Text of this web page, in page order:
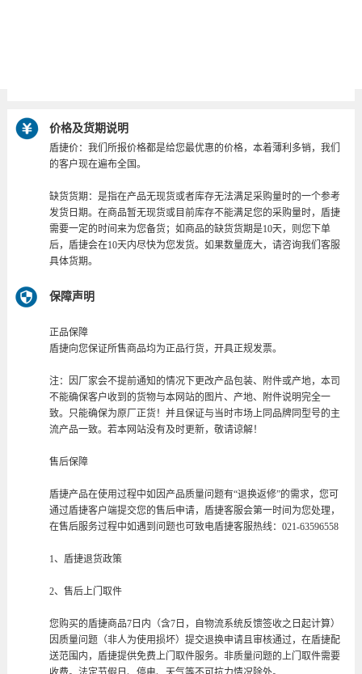
价格及货期说明
盾捷价：我们所报价格都是给您最优惠的价格，本着薄利多销，我们
的客户现在遍布全国。
缺货货期：是指在产品无现货或者库存无法满足采购量时的一个参考
发货日期。在商品暂无现货或目前库存不能满足您的采购量时，盾捷
需要一定的时间来为您备货；如商品的缺货货期是10天，则您下单
后，盾捷会在10天内尽快为您发货。如果数量庞大，请咨询我们客服
具体货期。
保障声明
正品保障
盾捷向您保证所售商品均为正品行货，开具正规发票。
注：因厂家会不提前通知的情况下更改产品包装、附件或产地，本司
不能确保客户收到的货物与本网站的图片、产地、附件说明完全一
致。只能确保为原厂正货！并且保证与当时市场上同品牌同型号的主
流产品一致。若本网站没有及时更新，敬请谅解！
售后保障
盾捷产品在使用过程中如因产品质量问题有“退换返修”的需求，您可
通过盾捷客户端提交您的售后申请，盾捷客服会第一时间为您处理，
在售后服务过程中如遇到问题也可致电盾捷客服热线：021-63596558
1、盾捷退货政策
2、售后上门取件
您购买的盾捷商品7日内（含7日，自物流系统反馈签收之日起计算）
因质量问题（非人为使用损坏）提交退换申请且审核通过，在盾捷配
送范围内，盾捷提供免费上门取件服务。非质量问题的上门取件需要